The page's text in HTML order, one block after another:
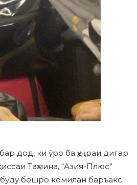
дод, ки ӯро ба ҳуҷраи дигар
Таҳмина, “Азия-Плюс”
бошро комилан баръакс